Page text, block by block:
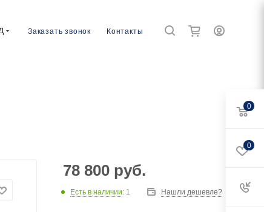
Заказать звонок Контакты
78 800 руб.
Есть в наличии: 1 Нашли дешевле?
0
0